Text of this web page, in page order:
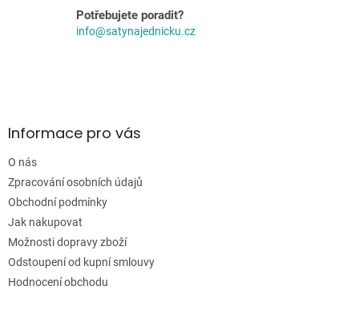
s
u
Potřebujete poradit?
info@satynajednicku.cz
aInformace pro vás
O nás
Zpracování osobních údajů
Obchodní podmínky
Jak nakupovat
Možnosti dopravy zboží
Odstoupení od kupní smlouvy
Hodnocení obchodu